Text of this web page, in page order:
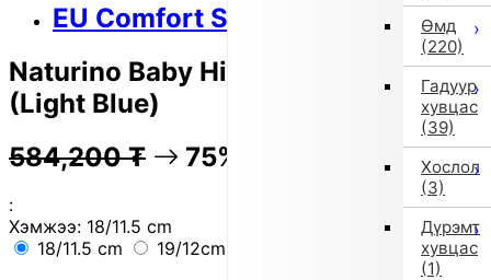
Өмд
(220)
Гадуур
хувцас
(39)
Хослол
(3)
Дүрэмт
хувцас
(1)
EU Comfort Shoes
Naturino Baby High-Top Sneakers
(Light Blue)
584,200 ₮ 75% OFF 146,000 ₮
:
Хэмжээ: 18/11.5 cm
18/11.5 cm
19/12cm